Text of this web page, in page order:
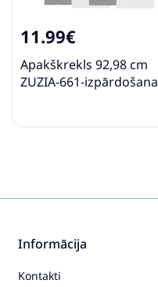
11.99€
Apakškrekls 92,98 cm
ZUZIA-661-izpārdošana
Informācija
Kontakti